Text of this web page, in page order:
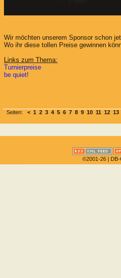
Wir möchten unserem Sponsor schon
Wo ihr diese tollen Preise gewinnen
Links zum Thema:
Turnierpreise
be quiet!
Seiten: < 1 2 3 4 5 6 7 8 9 10 11 12 13
©2001-26 |